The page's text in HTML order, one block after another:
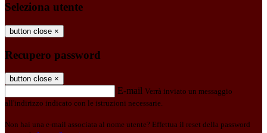
Seleziona utente
button close ×
Recupero password
button close ×
E-mail Verrà inviato un messaggio
all'indirizzo indicato con le istruzioni necessarie.
Non hai una e-mail associata al nome utente? Effettua il reset della password